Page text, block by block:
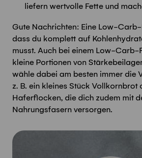
liefern wertvolle Fette und
Gute Nachrichten: Eine Low-
dass du komplett auf
musst. Auch bei einem Low-Carb-
kleine Portionen von
wähle dabei am besten immer die
z. B. ein kleines Stück Vollkornbrot
Haferflocken, die dich zudem mit
Nahrungsfasern versorgen.